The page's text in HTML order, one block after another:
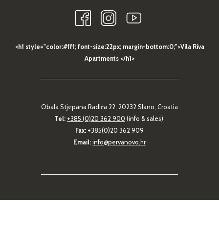
<h1 style="color:#fff; font-size:22px; margin-bottom:0;">Vila Riva
Apartments </h1>
Obala Stjepana Radića 22, 20232 Slano, Croatia
Tel: +385 (0)20 362 900 (info & sales)
Fax: +385(0)20 362 909
Email:info@pervanovo.hr